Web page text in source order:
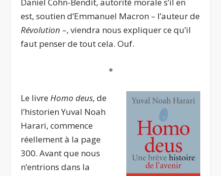
est, soutien d’Emmanuel Macron – l’auteur de
Révolution –, viendra nous expliquer ce qu’il
faut penser de tout cela. Ouf.
*
Le livreHomo deus, de
l’historien Yuval Noah
Harari, commence
réellement à la page
300. Avant que nous
n’entrions dans la